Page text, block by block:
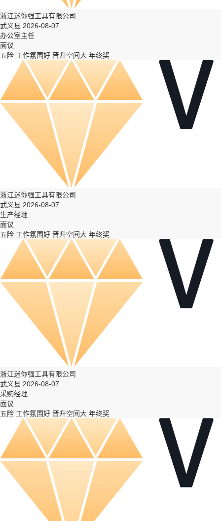
浙江迷你强工具有限公司
武义县 2026-08-07
办公室主任
面议
五险 工作氛围好 晋升空间大 年终奖
浙江迷你强工具有限公司
武义县 2026-08-07
生产经理
面议
五险 工作氛围好 晋升空间大 年终奖
浙江迷你强工具有限公司
武义县 2026-08-07
采购经理
面议
五险 工作氛围好 晋升空间大 年终奖